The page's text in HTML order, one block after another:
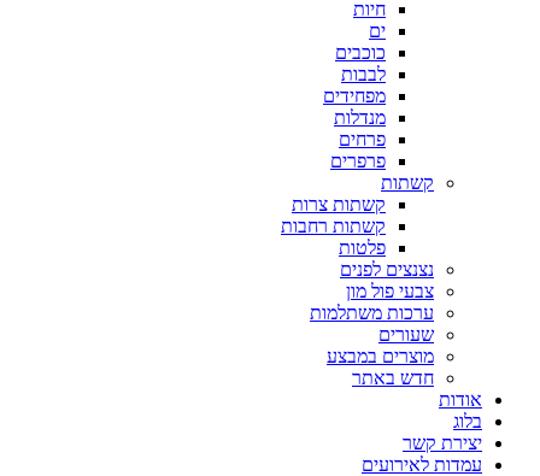
חיות
ים
כוכבים
לבבות
מפחידים
מנדלות
פרחים
פרפרים
קשתות
קשתות צרות
קשתות רחבות
פלטות
נצנצים לפנים
צבעי פול מון
ערכות משתלמות
שעורים
מוצרים במבצע
חדש באתר
אודות
בלוג
יצירת קשר
עמדות לאירועים